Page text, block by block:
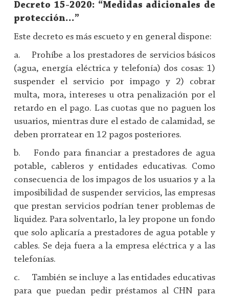
Decreto 15-2020: “Medidas adicionales de
protección…”
Este decreto es más escueto y en general dispone:
a. Prohíbe a los prestadores de servicios básicos
(agua, energía eléctrica y telefonía) dos cosas: 1)
suspender el servicio por impago y 2) cobrar
multa, mora, intereses u otra penalización por el
retardo en el pago. Las cuotas que no paguen los
usuarios, mientras dure el estado de calamidad, se
deben prorratear en 12 pagos posteriores.
b. Fondo para financiar a prestadores de agua
potable, cableros y entidades educativas. Como
consecuencia de los impagos de los usuarios y a la
imposibilidad de suspender servicios, las empresas
que prestan servicios podrían tener problemas de
liquidez. Para solventarlo, la ley propone un fondo
que solo aplicaría a prestadores de agua potable y
cables. Se deja fuera a la empresa eléctrica y a las
telefonías.
c. También se incluye a las entidades educativas
para que puedan pedir préstamos al CHN para